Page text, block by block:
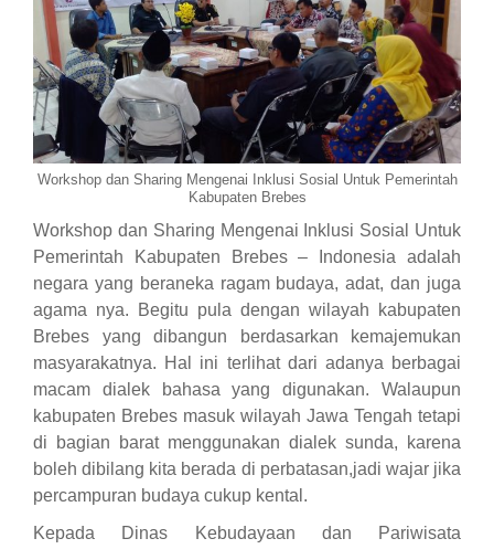
Workshop dan Sharing Mengenai Inklusi Sosial Untuk Pemerintah
Kabupaten Brebes
Workshop dan Sharing Mengenai Inklusi Sosial Untuk
Pemerintah Kabupaten Brebes – Indonesia adalah
negara yang beraneka ragam budaya, adat, dan juga
agama nya. Begitu pula dengan wilayah kabupaten
Brebes yang dibangun berdasarkan kemajemukan
masyarakatnya. Hal ini terlihat dari adanya berbagai
macam dialek bahasa yang digunakan. Walaupun
kabupaten Brebes masuk wilayah Jawa Tengah tetapi
di bagian barat menggunakan dialek sunda, karena
boleh dibilang kita berada di perbatasan,jadi wajar jika
percampuran budaya cukup kental.
Kepada Dinas Kebudayaan dan Pariwisata